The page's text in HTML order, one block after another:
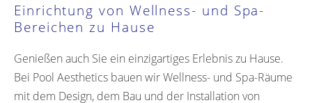
Einrichtung von Wellness- und Spa-
Bereichen zu Hause
Genießen auch Sie ein einzigartiges Erlebnis zu Hause.
Bei Pool Aesthetics bauen wir Wellness- und Spa-Räume
mit dem Design, dem Bau und der Installation von